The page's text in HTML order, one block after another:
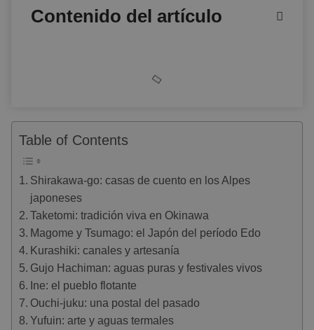
Contenido del artículo
Table of Contents
Shirakawa-go: casas de cuento en los Alpes
japoneses
Taketomi: tradición viva en Okinawa
Magome y Tsumago: el Japón del período Edo
Kurashiki: canales y artesanía
Gujo Hachiman: aguas puras y festivales vivos
Ine: el pueblo flotante
Ouchi-juku: una postal del pasado
Yufuin: arte y aguas termales